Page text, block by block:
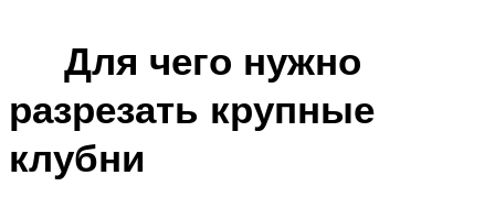
Для чего нужно
разрезать крупные
клубни